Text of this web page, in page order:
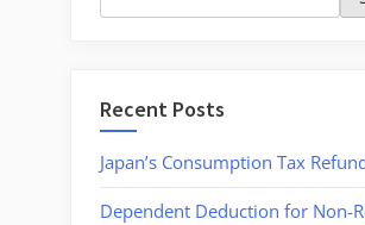
Recent Posts
Japan’s Consumption Tax
Dependent Deduction for Non-